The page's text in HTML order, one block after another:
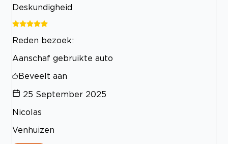
Deskundigheid
Reden bezoek:
Aanschaf gebruikte auto
Beveelt aan
25 September 2025
Nicolas
Venhuizen